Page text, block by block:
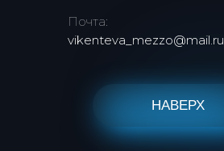
vikenteva_mezzo@mail.ru
Почта:
НАВЕРХ